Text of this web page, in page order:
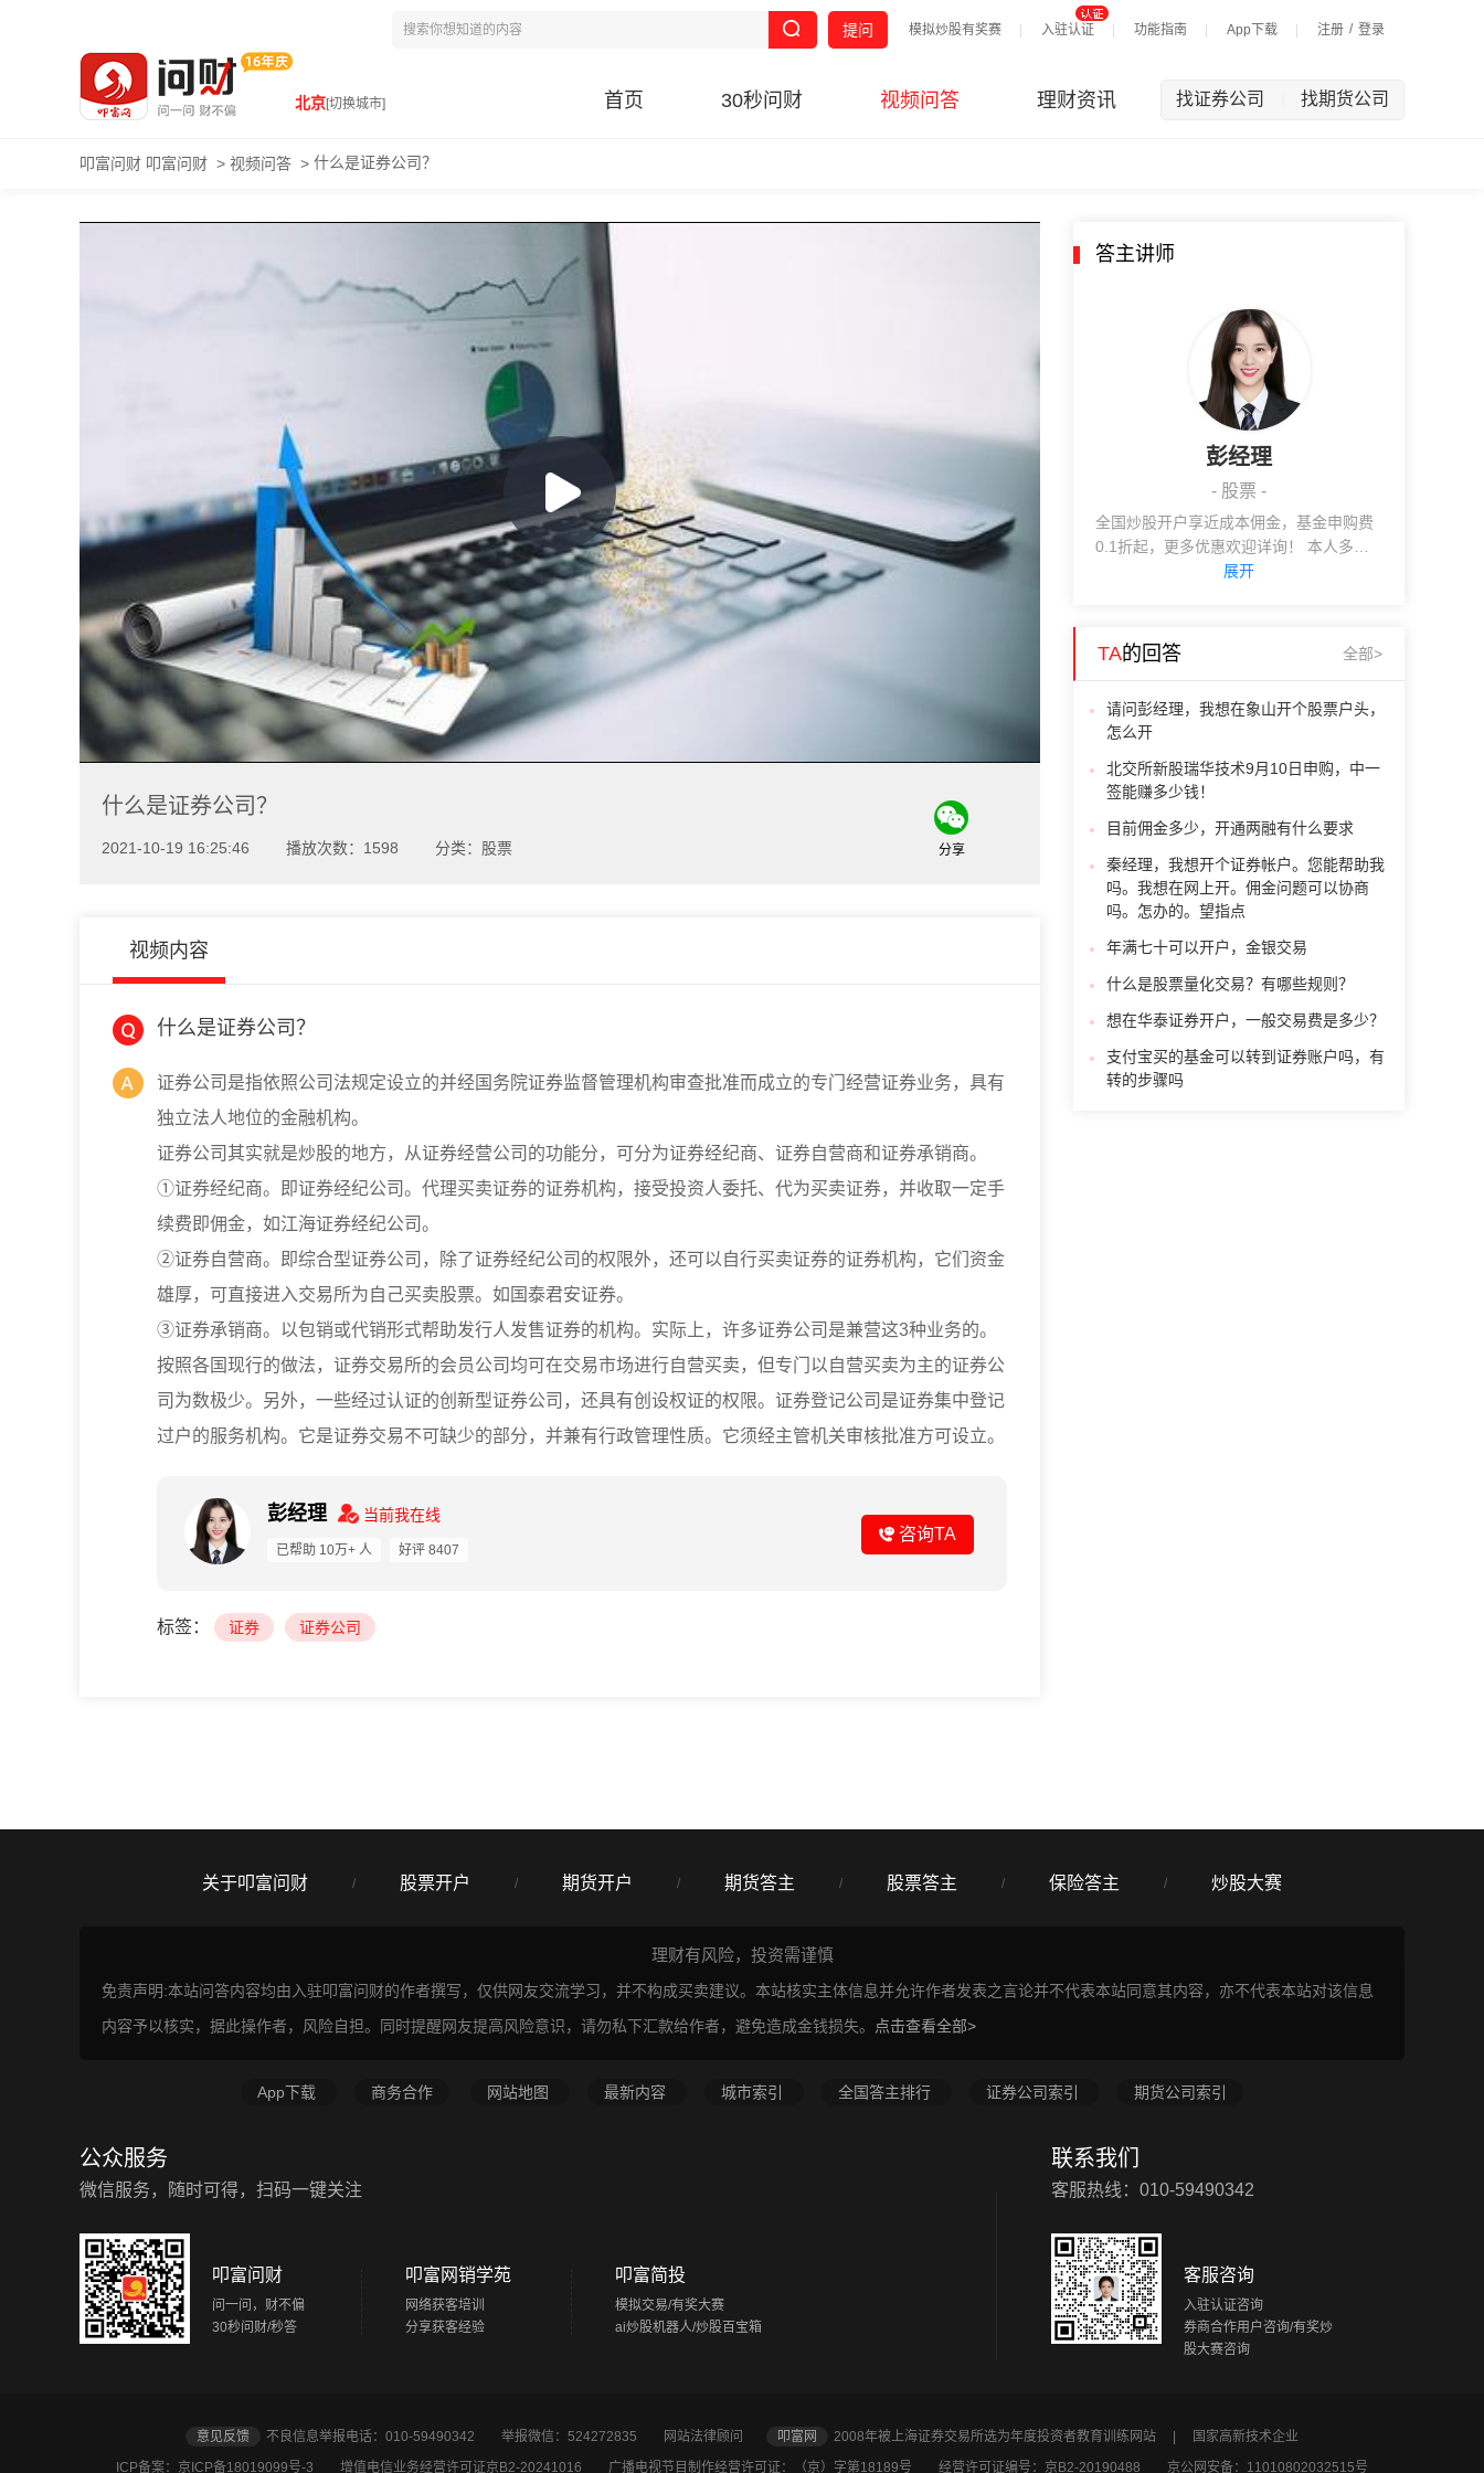
模拟炒股有奖赛 入驻认证 功能指南 App下载 注册 / 登录
提问
北京[切换城市] 首页 30秒问财 视频问答 理财资讯 找证券公司 找期货公司
叩富问财 叩富问财 > 视频问答 > 什么是证券公司？
Play
Video
什么是证券公司？
2021-10-19 16:25:46 播放次数：1598 分类：股票 分享
视频内容
什么是证券公司？
证券公司是指依照公司法规定设立的并经国务院证券监督管理机构审查批准而成立的专门经营证券业务，具有
独立法人地位的金融机构。
证券公司其实就是炒股的地方，从证券经营公司的功能分，可分为证券经纪商、证券自营商和证券承销商。
①证券经纪商。即证券经纪公司。代理买卖证券的证券机构，接受投资人委托、代为买卖证券，并收取一定手
续费即佣金，如江海证券经纪公司。
②证券自营商。即综合型证券公司，除了证券经纪公司的权限外，还可以自行买卖证券的证券机构，它们资金
雄厚，可直接进入交易所为自己买卖股票。如国泰君安证券。
③证券承销商。以包销或代销形式帮助发行人发售证券的机构。实际上，许多证券公司是兼营这3种业务的。
按照各国现行的做法，证券交易所的会员公司均可在交易市场进行自营买卖，但专门以自营买卖为主的证券公
司为数极少。另外，一些经过认证的创新型证券公司，还具有创设权证的权限。证券登记公司是证券集中登记
过户的服务机构。它是证券交易不可缺少的部分，并兼有行政管理性质。它须经主管机关审核批准方可设立。
彭经理 当前我在线
已帮助 10万+ 人 好评 8407
咨询TA
标签： 证券 证券公司
答主讲师
彭经理
- 股票 -
全国炒股开户享近成本佣金，基金申购费
0.1折起，更多优惠欢迎详询！ 本人多年
从业经验，电话/微信：18580338266
展开
TA的回答 全部>
请问彭经理，我想在象山开个股票户头，
怎么开
北交所新股瑞华技术9月10日申购，中一
签能赚多少钱！
目前佣金多少，开通两融有什么要求
秦经理，我想开个证券帐户。您能帮助我
吗。我想在网上开。佣金问题可以协商
吗。怎办的。望指点
年满七十可以开户，金银交易
什么是股票量化交易？有哪些规则？
想在华泰证券开户，一般交易费是多少？
支付宝买的基金可以转到证券账户吗，有
转的步骤吗
关于叩富问财 / 股票开户 / 期货开户 / 期货答主 / 股票答主 / 保险答主 / 炒股大赛
理财有风险，投资需谨慎
免责声明:本站问答内容均由入驻叩富问财的作者撰写，仅供网友交流学习，并不构成买卖建议。本站核实主体信息并允许作者发表之言论并不代表本站同意其内容，亦不代表本站对该信息
内容予以核实，据此操作者，风险自担。同时提醒网友提高风险意识，请勿私下汇款给作者，避免造成金钱损失。
点击查看全部>
App下载 商务合作 网站地图 最新内容 城市索引 全国答主排行 证券公司索引 期货公司索引
公众服务
微信服务，随时可得，扫码一键关注
叩富问财
问一问，财不偏
30秒问财/秒答
叩富网销学苑
网络获客培训
分享获客经验
叩富简投
模拟交易/有奖大赛
ai炒股机器人/炒股百宝箱
联系我们
客服热线：010-59490342
客服咨询
入驻认证咨询
券商合作用户咨询/有奖炒
股大赛咨询
意见反馈 不良信息举报电话：010-59490342 举报微信：524272835 网站法律顾问 叩富网 2008年被上海证券交易所选为年度投资者教育训练网站 |
国家高新技术企业
ICP备案：京ICP备18019099号-3
增值电信业务经营许可证京B2-20241016 广播电视节目制作经营许可证：（京）字第18189号 经营许可证编号：京B2-20190488 京公网安备：11010802032515号